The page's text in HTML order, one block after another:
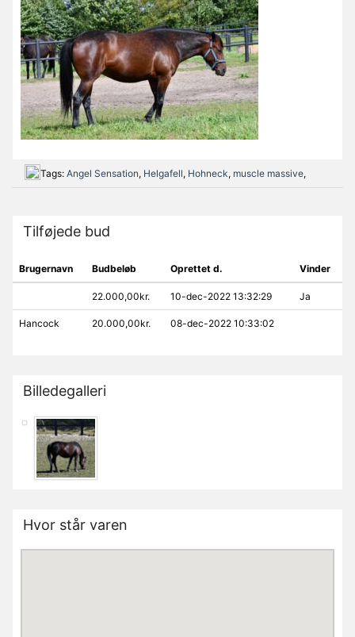
Tags: Angel Sensation, Helgafell, Hohneck, muscle massive,
Tilføjede bud
Brugernavn Budbeløb Oprettet d. Vinder
22.000,00kr. 10-dec-2022 13:32:29 Ja
Hancock 20.000,00kr. 08-dec-2022 10:33:02
Billedegalleri
Hvor står varen